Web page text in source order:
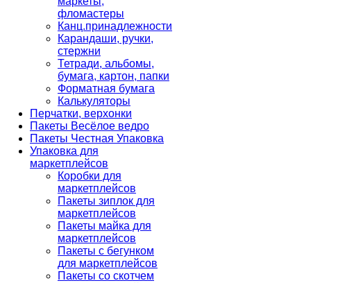
фломастеры
Канц.принадлежности
Карандаши, ручки,
стержни
Тетради, альбомы,
бумага, картон, папки
Форматная бумага
Калькуляторы
Перчатки, верхонки
Пакеты Весёлое ведро
Пакеты Честная Упаковка
Упаковка для
маркетплейсов
Коробки для
маркетплейсов
Пакеты зиплок для
маркетплейсов
Пакеты майка для
маркетплейсов
Пакеты с бегунком
для маркетплейсов
Пакеты со скотчем